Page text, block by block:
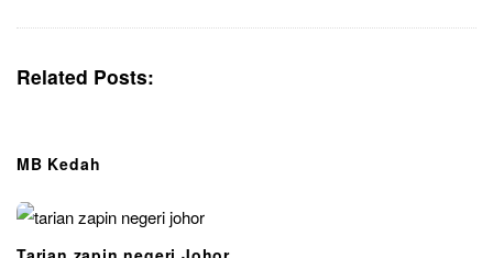
Related Posts:
MB Kedah